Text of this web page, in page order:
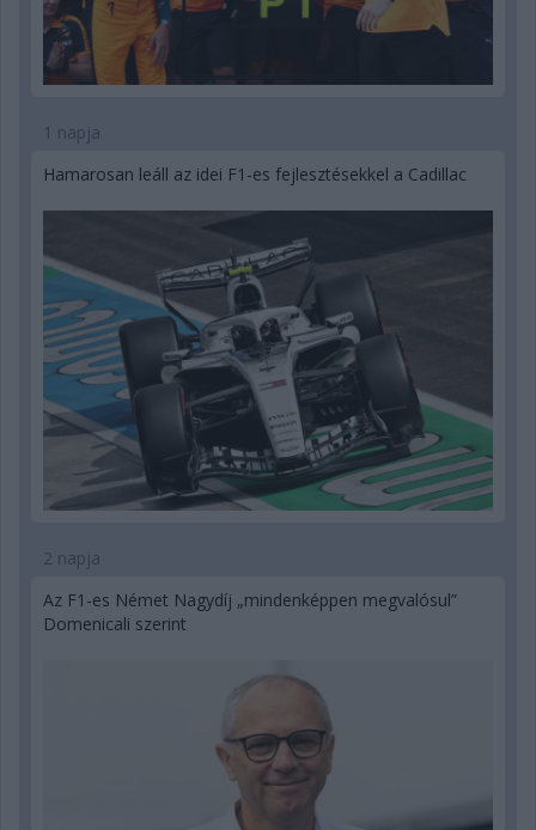
1 napja
Hamarosan leáll az idei F1-es fejlesztésekkel a Cadillac
2 napja
Az F1-es Német Nagydíj „mindenképpen megvalósul”
Domenicali szerint